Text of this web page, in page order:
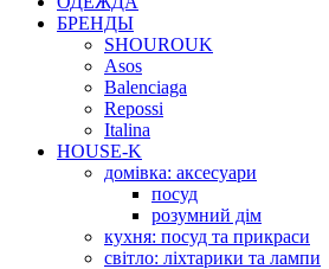
БРЕНДЫ
SHOUROUK
Asos
Balenciaga
Repossi
Italina
HOUSE-K
домівка: аксесуари
посуд
розумний дім
кухня: посуд та прикраси
світло: ліхтарики та лампи